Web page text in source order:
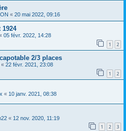
« 20 mai 2022, 09:16
1924
05 févr. 2022, 14:28
1 2
2/3 places
« 22 févr. 2021, 23:08
1 2
« 10 janv. 2021, 08:38
« 12 nov. 2020, 11:19
1 2 3